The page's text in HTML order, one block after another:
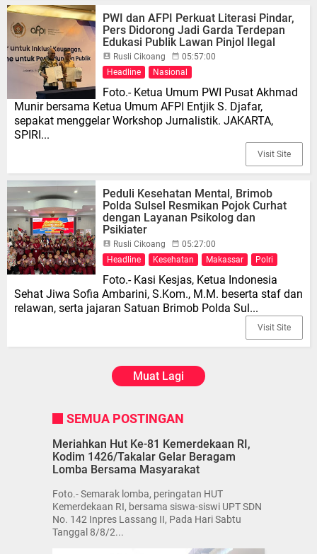
PWI dan AFPI Perkuat Literasi Pindar,
Pers Didorong Jadi Garda Terdepan
Edukasi Publik Lawan Pinjol Ilegal
Rusli Cikoang
05:57:00
Headline
Nasional
Foto.- Ketua Umum PWI Pusat Akhmad
Munir bersama Ketua Umum AFPI Entjik S. Djafar,
sepakat menggelar Workshop Jurnalistik. JAKARTA,
SPIRI...
Visit Site
Peduli Kesehatan Mental, Brimob
Polda Sulsel Resmikan Pojok Curhat
dengan Layanan Psikolog dan
Psikiater
Rusli Cikoang
05:27:00
Headline
Kesehatan Makassar Polri
Foto.- Kasi Kesjas, Ketua Indonesia
Sehat Jiwa Sofia Ambarini, S.Kom., M.M. beserta staf dan
relawan, serta jajaran Satuan Brimob Polda Sul...
Visit Site
Muat Lagi
SEMUA POSTINGAN
Meriahkan Hut Ke-81 Kemerdekaan RI,
Kodim 1426/Takalar Gelar Beragam
Lomba Bersama Masyarakat
Foto.- Semarak lomba, peringatan HUT
Kemerdekaan RI, bersama siswa-siswi UPT SDN
No. 142 Inpres Lassang II, Pada Hari Sabtu
Tanggal 8/8/2...